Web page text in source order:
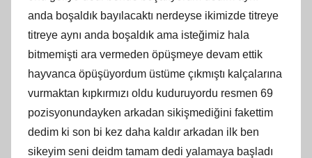
anda boşaldık bayılacaktı nerdeyse ikimizde titreye
titreye aynı anda boşaldık ama isteğimiz hala
bitmemişti ara vermeden öpüşmeye devam ettik
hayvanca öpüşüyordum üstüme çıkmıştı kalçalarına
vurmaktan kıpkırmızı oldu kuduruyordu resmen 69
pozisyonundayken arkadan sikişmediğini fakettim
dedim ki son bi kez daha kaldır arkadan ilk ben
sikeyim seni deidm tamam dedi yalamaya başladı